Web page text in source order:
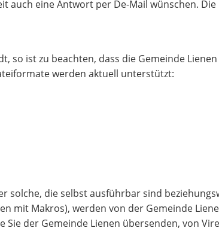
auch eine Antwort per De-Mail wünschen.
so ist zu beachten, dass die Gemeinde
werden aktuell unterstützt:
solche, die selbst ausführbar sind
mit Makros), werden von der Gemeinde
Sie der Gemeinde Lienen übersenden, von